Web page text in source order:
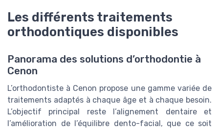
Les différents traitements
orthodontiques disponibles
Panorama des solutions d’orthodontie à
Cenon
L’orthodontiste à Cenon propose une gamme variée de
traitements adaptés à chaque âge et à chaque besoin.
L’objectif principal reste l’alignement dentaire et
l’amélioration de l’équilibre dento-facial, que ce soit